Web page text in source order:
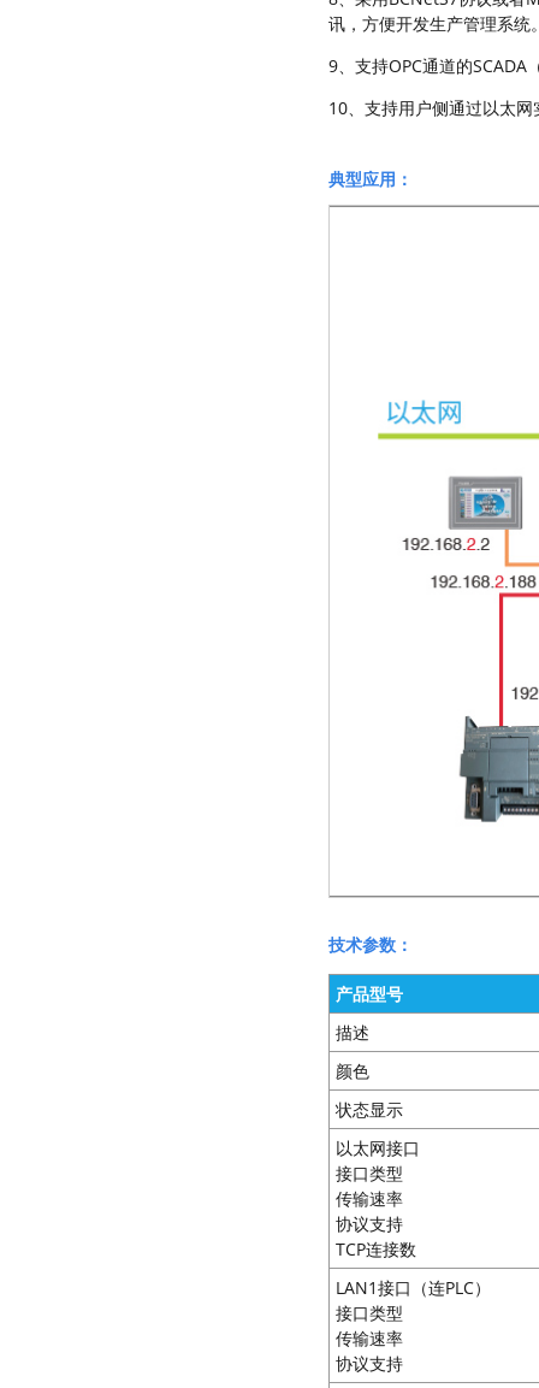
讯，方便开发生产管理系统
9、支持OPC通道的SCADA
10、支持用户侧通过以太
典型应用：
技术参数：
产品型号
描述
颜色
状态显示
以太网接口
接口类型
传输速率
协议支持
TCP连接数
LAN1接口（连PLC）
接口类型
传输速率
协议支持